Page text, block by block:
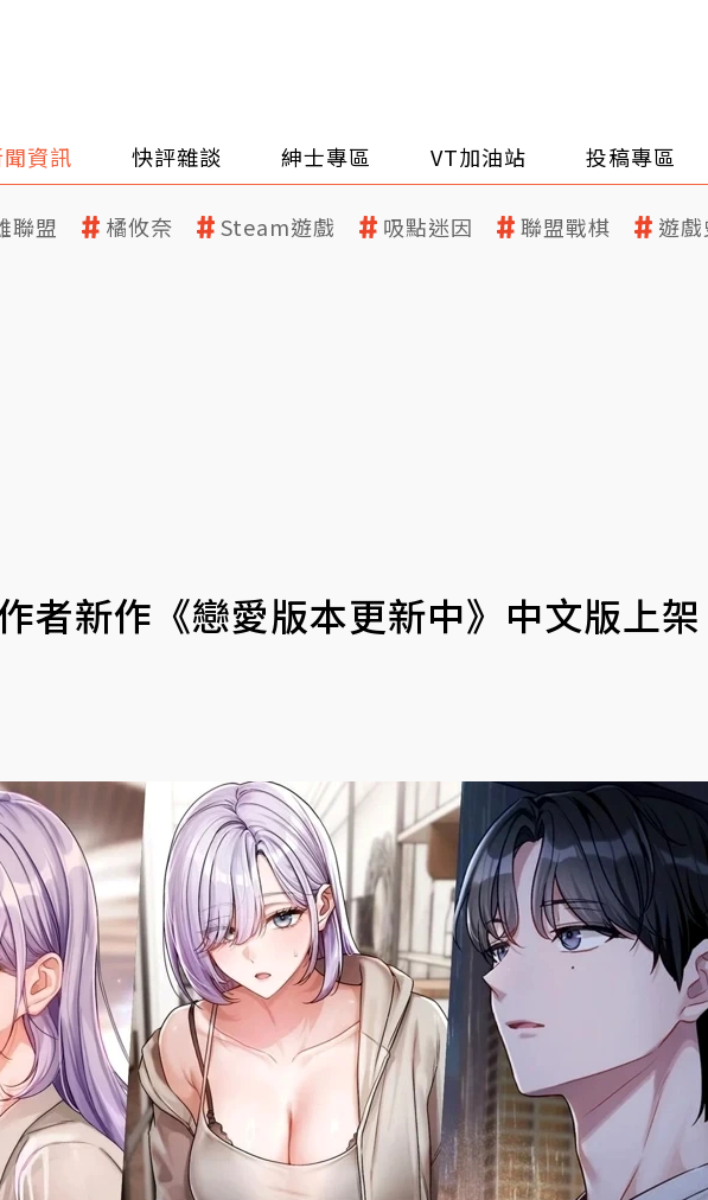
資訊 快評雜談 紳士專區 VT加油站 投稿專區
聯盟 橘攸奈 Steam遊戲 吸點迷因 聯盟戰棋 遊
者新作《戀愛版本更新中》中文版上